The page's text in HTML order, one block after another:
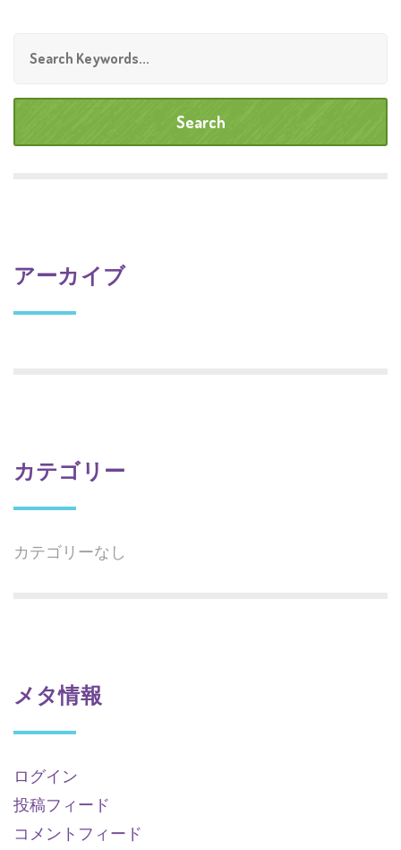
アーカイブ
カテゴリー
カテゴリーなし
メタ情報
ログイン
投稿フィード
コメントフィード